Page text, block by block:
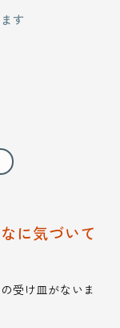
す
に気づいて
受け皿がないま